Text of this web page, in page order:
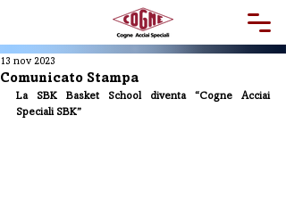
Comunicato Stampa
13 nov 2023
La SBK Basket School diventa “Cogne Acciai
Speciali SBK”